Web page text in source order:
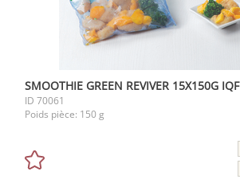
SMOOTHIE GREEN REVIVER 15X150G IQF
ID 70061
Poids pièce: 150 g